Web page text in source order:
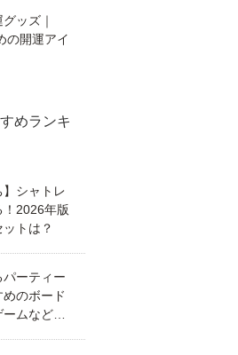
ッズ｜
の開運アイ
めランキ
】シャトレ
！2026年版
トは？
ーティー
のボード
ムなどを